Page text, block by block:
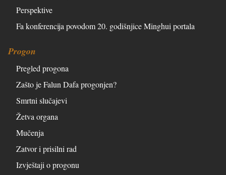
Perspektive
Fa konferencija povodom 20. godišnjice Minghui portala
Progon
Pregled progona
Zašto je Falun Dafa progonjen?
Smrtni slučajevi
Žetva organa
Mučenja
Zatvor i prisilni rad
Izvještaji o progonu